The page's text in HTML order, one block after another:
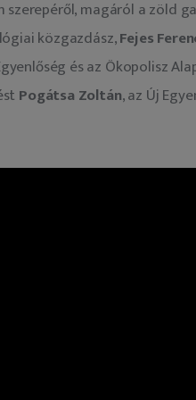
magáról a zöld
közgazdász, Fejes
és az Ökopolisz
Pogátsa Zoltán, az Új